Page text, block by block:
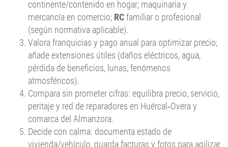
(según normativa aplicable).
Valora franquicias y pago anual para optimizar precio;
añade extensiones útiles (daños eléctricos, agua,
pérdida de beneficios, lunas, fenómenos
atmosféricos).
Compara sin prometer cifras: equilibra precio, servicio,
peritaje y red de reparadores en Huércal‑Overa y
comarca del Almanzora.
Decide con calma: documenta estado de
vivienda/vehículo, guarda facturas y fotos para agilizar
siniestros.